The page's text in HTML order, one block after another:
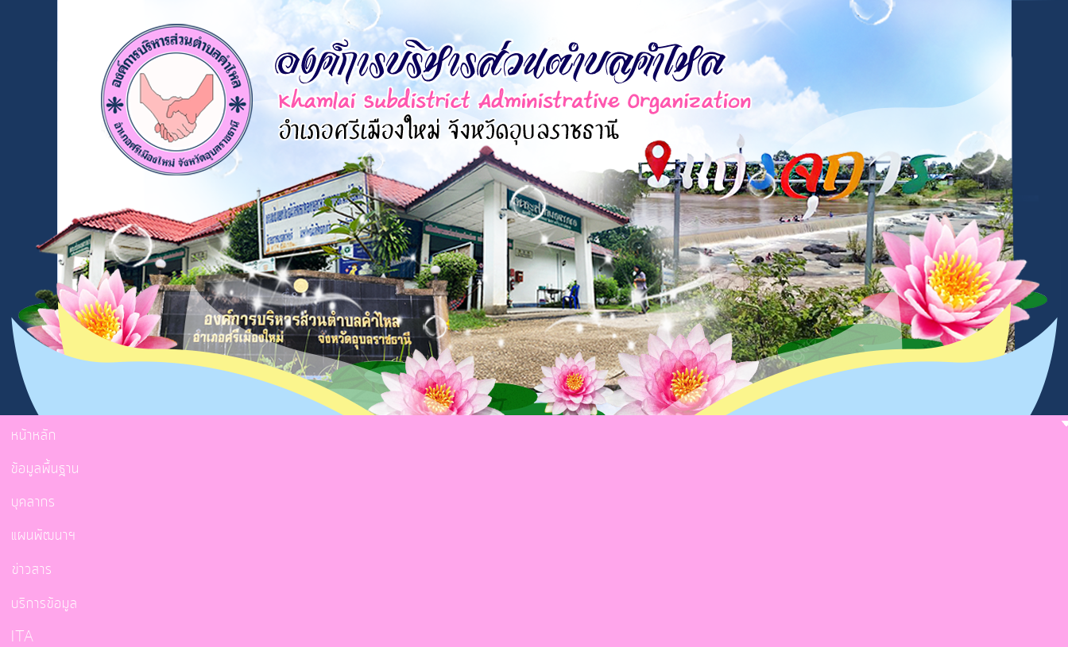
หน้าหลัก
ข้อมูลพื้นฐาน
บุคลากร
แผนพัฒนาฯ
ข่าวสาร
บริการข้อมูล
ITA